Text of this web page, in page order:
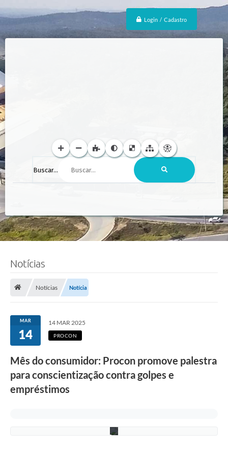
Login / Cadastro
Buscar...
Notícias
Notícias Notícia
MAR
14
14 MAR 2025
PROCON
Mês do consumidor: Procon promove palestra
para conscientização contra golpes e
empréstimos
a
l
l